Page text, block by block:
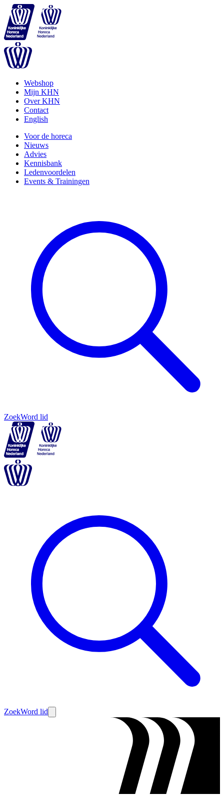
Webshop
Mijn KHN
Over KHN
Contact
English
Voor de horeca
Nieuws
Advies
Kennisbank
Ledenvoordelen
Events & Trainingen
ZoekWord lid
ZoekWord lid